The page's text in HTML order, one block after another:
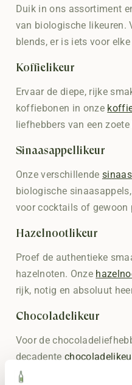
Duik in ons assortiment
van biologische likeuren.
blends, er is iets voor
Koffielikeur
Ervaar de diepe, rijke
koffiebonen in onze
liefhebbers van een
Sinaasappellikeur
Onze verschillende
biologische
voor cocktails of gewoon
Hazelnootlikeur
Proef de authentieke
hazelnoten. Onze
rijk, notig en absoluut
Chocoladelikeur
Voor de
decadente
Distilleerderij. Gemaakt